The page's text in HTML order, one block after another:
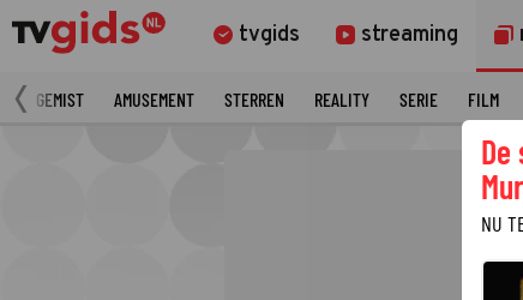
tvgids streaming
GEMIST AMUSEMENT STERREN REALITY SERIE FILM
NU